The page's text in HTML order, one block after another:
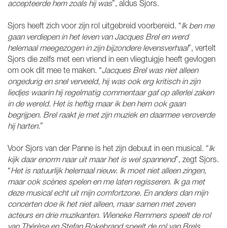
accepteerde hem zoals hij was”, aldus Sjors.
Sjors heeft zich voor zijn rol uitgebreid voorbereid. “Ik ben me
gaan verdiepen in het leven van Jacques Brel en werd
helemaal meegezogen in zijn bijzondere levensverhaal”, vertelt
Sjors die zelfs met een vriend in een vliegtuigje heeft gevlogen
om ook dit mee te maken. “Jacques Brel was niet alleen
ongedurig en snel verveeld, hij was ook erg kritisch in zijn
liedjes waarin hij regelmatig commentaar gaf op allerlei zaken
in de wereld. Het is heftig maar ik ben hem ook gaan
begrijpen. Brel raakt je met zijn muziek en daarmee veroverde
hij harten.”
Voor Sjors van der Panne is het zijn debuut in een musical. “Ik
kijk daar enorm naar uit maar het is wel spannend”, zegt Sjors.
“Het is natuurlijk helemaal nieuw. Ik moet niet alleen zingen,
maar ook scènes spelen en me laten regisseren. Ik ga met
deze musical echt uit mijn comfortzone. En anders dan mijn
concerten doe ik het niet alleen, maar samen met zeven
acteurs en drie muzikanten. Wieneke Remmers speelt de rol